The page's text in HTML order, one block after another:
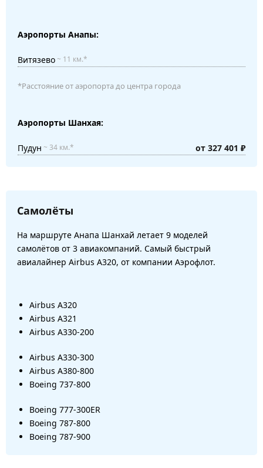
Аэропорты Анапы:
Витязево~ 11 км.*
*Расстояние от аэропорта до центра города
Аэропорты Шанхая:
Пудун ~ 34 км.* от 327 401 ₽
Самолёты
На маршруте Анапа Шанхай летает 9 моделей
самолётов от 3 авиакомпаний. Самый быстрый
авиалайнер Airbus A320, от компании Аэрофлот.
Airbus A320
Airbus A321
Airbus A330-200
Airbus A330-300
Airbus A380-800
Boeing 737-800
Boeing 777-300ER
Boeing 787-800
Boeing 787-900